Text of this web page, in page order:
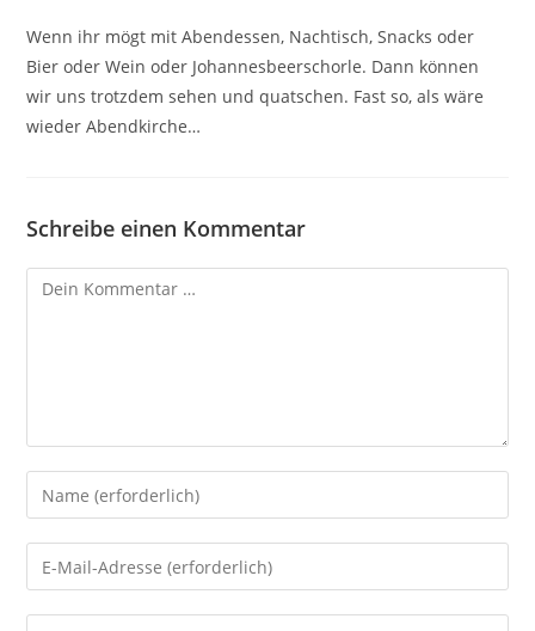
Wenn ihr mögt mit Abendessen, Nachtisch, Snacks oder
Bier oder Wein oder Johannesbeerschorle. Dann können
wir uns trotzdem sehen und quatschen. Fast so, als wäre
wieder Abendkirche…
Schreibe einen Kommentar